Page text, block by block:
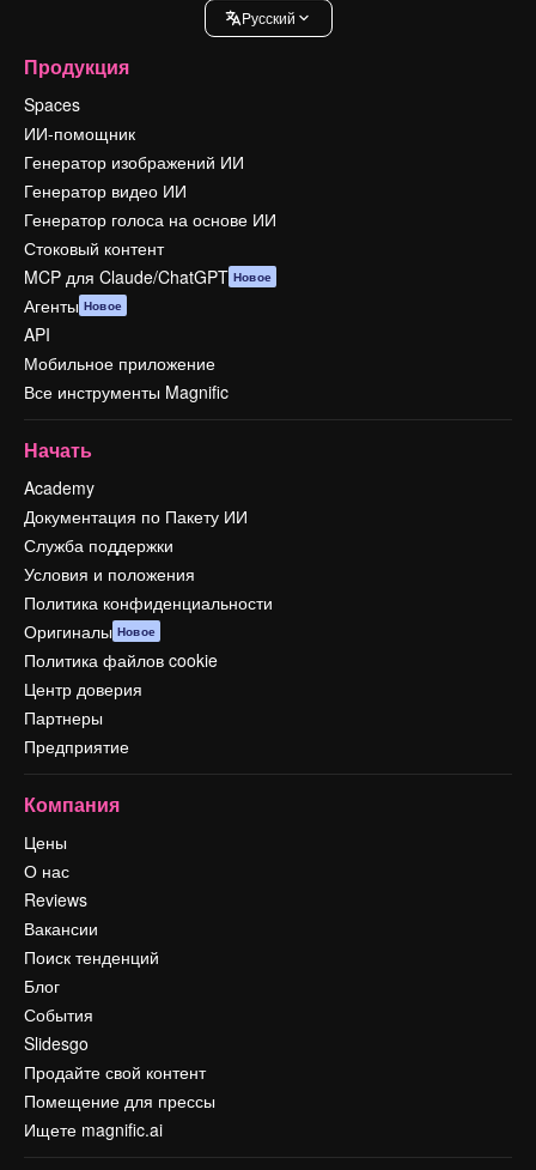
Pусский
Продукция
Spaces
ИИ-помощник
Генератор изображений ИИ
Генератор видео ИИ
Генератор голоса на основе ИИ
Стоковый контент
MCP для Claude/ChatGPT Новое
Агенты Новое
API
Мобильное приложение
Все инструменты Magnific
Начать
Academy
Документация по Пакету ИИ
Служба поддержки
Условия и положения
Политика конфиденциальности
Оригиналы Новое
Политика файлов cookie
Центр доверия
Партнеры
Предприятие
Компания
Цены
О нас
Reviews
Вакансии
Поиск тенденций
Блог
События
Slidesgo
Продайте свой контент
Помещение для прессы
Ищете magnific.ai